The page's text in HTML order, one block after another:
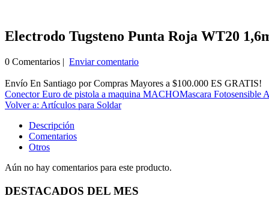
Electrodo Tugsteno Punta Roja WT20
0 Comentarios | Enviar comentario
Envío En Santiago por Compras Mayores a $100.000 ES GRATIS!
Conector Euro de pistola a maquina MACHOMascara Fotosensible
Volver a: Artículos para Soldar
Descripción
Comentarios
Otros
Aún no hay comentarios para este producto.
DESTACADOS DEL MES